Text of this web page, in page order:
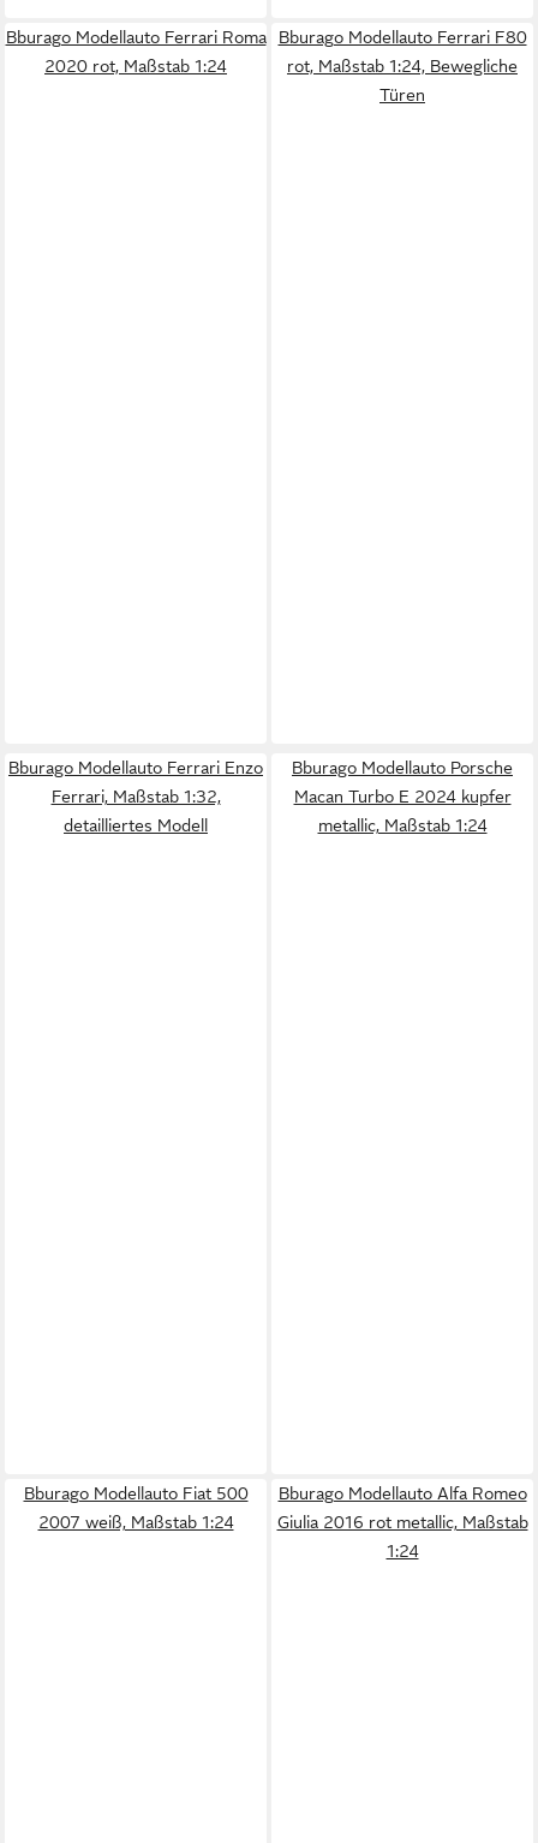
Bburago Modellauto Ferrari Roma
2020 rot, Maßstab 1:24
Bburago Modellauto Ferrari F80
rot, Maßstab 1:24, Bewegliche
Türen
Bburago Modellauto Ferrari Enzo
Ferrari, Maßstab 1:32,
detailliertes Modell
Bburago Modellauto Porsche
Macan Turbo E 2024 kupfer
metallic, Maßstab 1:24
Bburago Modellauto Fiat 500
2007 weiß, Maßstab 1:24
Bburago Modellauto Alfa Romeo
Giulia 2016 rot metallic, Maßstab
1:24